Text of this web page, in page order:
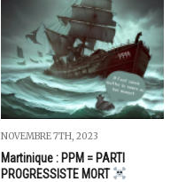
NOVEMBRE 7TH, 2023
Martinique : PPM = PARTI
PROGRESSISTE MORT